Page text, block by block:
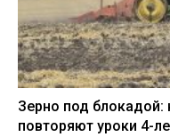
Зерно под блокадой:
повторяют уроки 4-